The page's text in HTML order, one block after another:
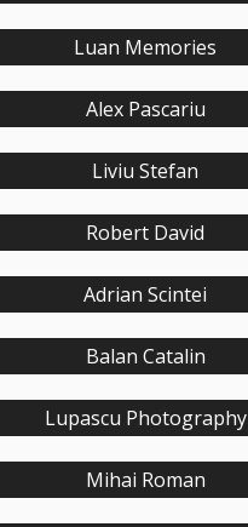
Luan Memories
Alex Pascariu
Liviu Stefan
Robert David
Adrian Scintei
Balan Catalin
Lupascu Photography
Mihai Roman